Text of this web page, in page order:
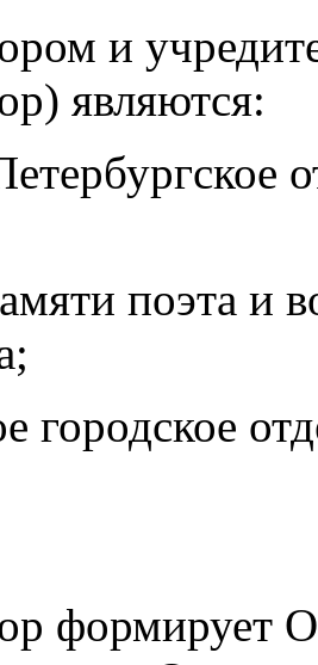
и
являются:
поэта и
формирует